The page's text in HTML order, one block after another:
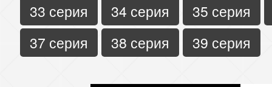
33 серия
34 серия
35 серия
37 серия
38 серия 39 серия